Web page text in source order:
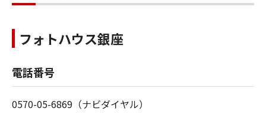
フォトハウス銀座
電話番号
0570-05-6869（ナビダイヤル）